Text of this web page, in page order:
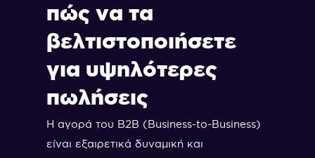
πώς να τα
βελτιστοποιήσετε
για υψηλότερες
πωλήσεις
Η αγορά του B2B (Business-to-Business)
είναι εξαιρετικά δυναμική και